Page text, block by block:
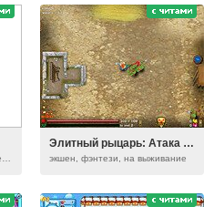
Элитный рыцарь: Атака орков
экшен, фэнтези, на выживание